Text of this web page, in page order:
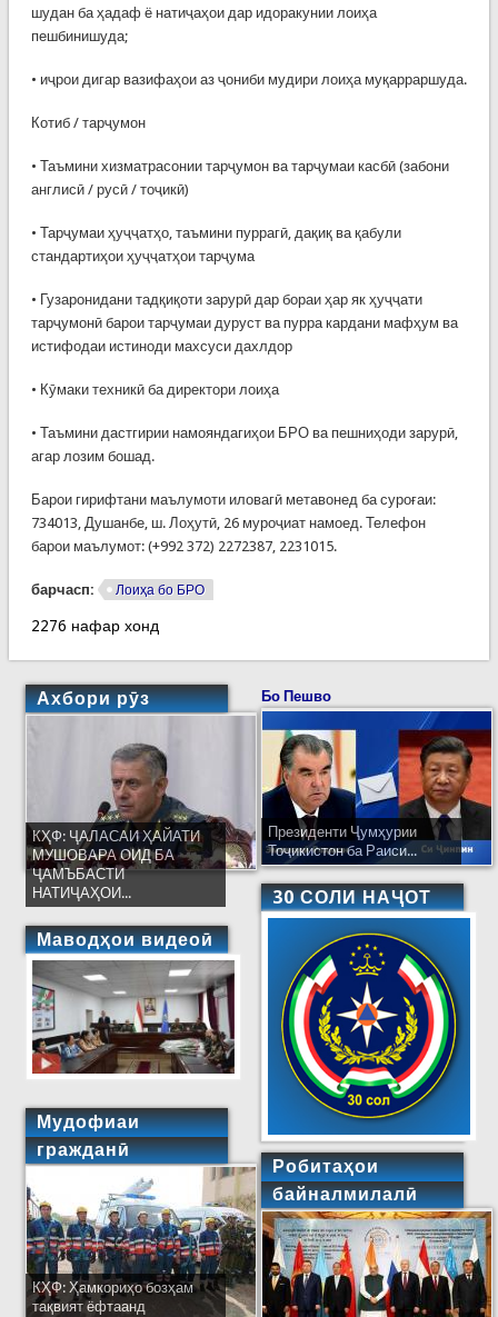
шудан ба ҳадаф ё натиҷаҳои дар идоракунии лоиҳа
пешбинишуда;
• иҷрои дигар вазифаҳои аз ҷониби мудири лоиҳа муқарраршуда.
Котиб / тарҷумон
• Таъмини хизматрасонии тарҷумон ва тарҷумаи касбӣ (забони
англисӣ / русӣ / тоҷикӣ)
• Тарҷумаи ҳуҷҷатҳо, таъмини пуррагӣ, дақиқ ва қабули
стандартиҳои ҳуҷҷатҳои тарҷума
• Гузаронидани тадқиқоти зарурӣ дар бораи ҳар як ҳуҷҷати
тарҷумонӣ барои тарҷумаи дуруст ва пурра кардани мафҳум ва
истифодаи истиноди махсуси дахлдор
• Кӯмаки техникӣ ба директори лоиҳа
• Таъмини дастгирии намояндагиҳои БРО ва пешниҳоди зарурӣ,
агар лозим бошад.
Барои гирифтани маълумоти иловагӣ метавонед ба суроғаи:
734013, Душанбе, ш. Лоҳутӣ, 26 муроҷиат намоед. Телефон
барои маълумот: (+992 372) 2272387, 2231015.
барчасп: Лоиҳа бо БРО
2276 нафар хонд
Ахбори рӯз
КҲФ: ҶАЛАСАИ ҲАЙАТИ
МУШОВАРА ОИД БА
ҶАМЪБАСТИ
НАТИҶАҲОИ...
Маводҳои видеоӣ
Мудофиаи
гражданӣ
КҲФ: Ҳамкориҳо бозҳам
тақвият ёфтаанд
Бо Пешво
Президенти Ҷумҳурии
Тоҷикистон ба Раиси...
30 СОЛИ НАҶОТ
Робитаҳои
байналмилалӣ